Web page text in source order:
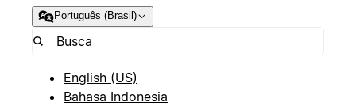
Português (Brasil)
English (US)
Bahasa Indonesia